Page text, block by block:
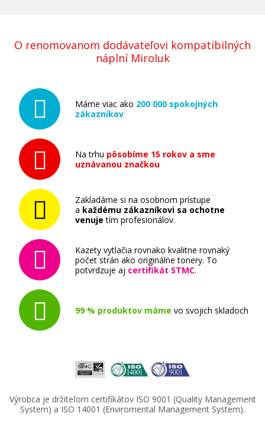
O renomovanom dodávateľovi kompatibilných
náplní Miroluk
Máme viac ako 200 000 spokojných
zákazníkov
Na trhu pôsobíme 15 rokov a sme
uznávanou značkou
Zakladáme si na osobnom prístupe
a každému zákazníkovi sa ochotne
venuje tím profesionálov.
Kazety vytlačia rovnako kvalitne rovnaký
počet strán ako originálne tonery. To
potvrdzuje aj certifikát STMC.
99 % produktov máme vo svojich skladoch
Výrobca je držiteľom certifikátov ISO 9001 (Quality Management
System) a ISO 14001 (Enviromental Management System).